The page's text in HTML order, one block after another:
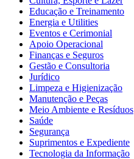
Educação e Treinamento
Energia e Utilities
Eventos e Cerimonial
Apoio Operacional
Finanças e Seguros
Gestão e Consultoria
Jurídico
Limpeza e Higienização
Manutenção e Peças
Meio Ambiente e Resíduos
Saúde
Segurança
Suprimentos e Expediente
Tecnologia da Informação